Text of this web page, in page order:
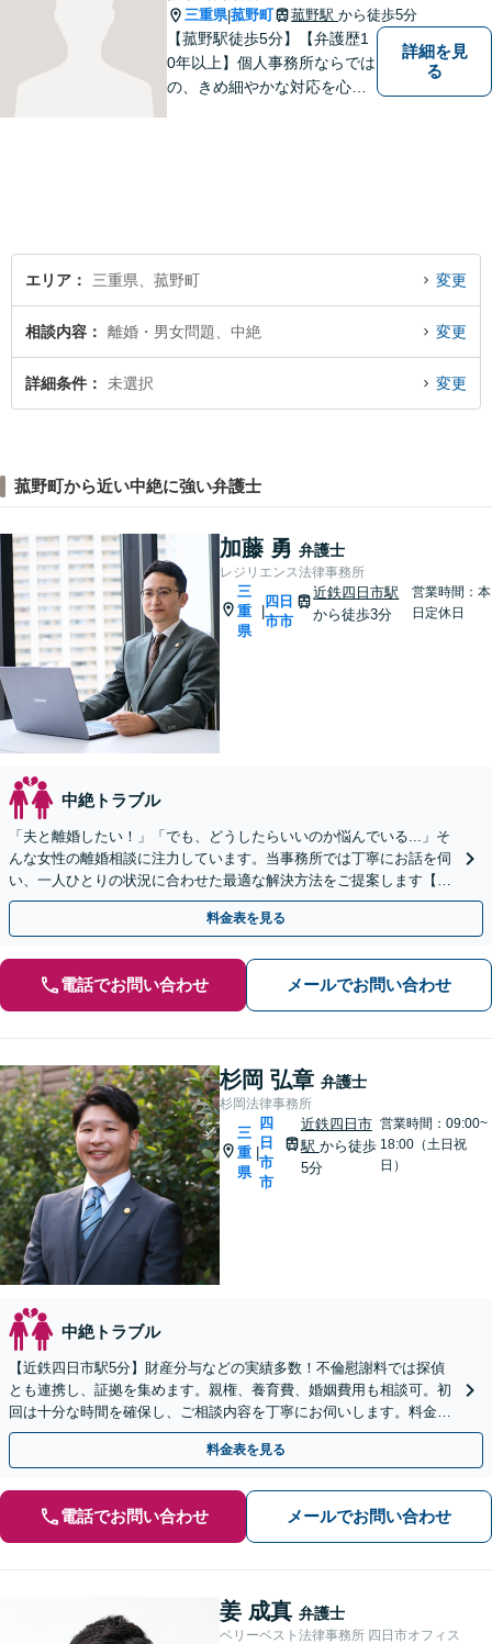
三重県|菰野町 菰野駅 から徒歩5分
【菰野駅徒歩5分】【弁護歴1
0年以上】個人事務所ならでは
の、きめ細やかな対応を心が
詳細を見
る
エリア 三重県、菰野町 変更
相談内容 離婚・男女問題、中絶 変更
詳細条件 未選択 変更
菰野町から近い中絶に強い弁護士
加藤 勇 弁護士
レジリエンス法律事務所
三
重
県
四日
市市
近鉄四日市駅
から徒歩3分
営業時間：本
日定休日
中絶トラブル
「夫と離婚したい！」「でも、どうしたらいいのか悩んでいる...」そ
んな女性の離婚相談に注力しています。当事務所では丁寧にお話を伺
い、一人ひとりの状況に合わせた最適な解決方法をご提案します【選
べる料金プラン】【法テラス可】【近鉄四日市駅3分】
料金表を見る
電話でお問い合わせ メールでお問い合わせ
杉岡 弘章 弁護士
杉岡法律事務所
三
重
県
四
日
市
市
近鉄四日市
駅 から徒歩
5分
営業時間：09:00~
18:00（土日祝
日）
中絶トラブル
【近鉄四日市駅5分】財産分与などの実績多数！不倫慰謝料では探偵
とも連携し、証拠を集めます。親権、養育費、婚姻費用も相談可。初
回は十分な時間を確保し、ご相談内容を丁寧にお伺いします。料金に
ついても納得いただけるまで丁寧にご説明いたします。
料金表を見る
電話でお問い合わせ メールでお問い合わせ
姜 成真 弁護士
ベリーベスト法律事務所 四日市オフィス